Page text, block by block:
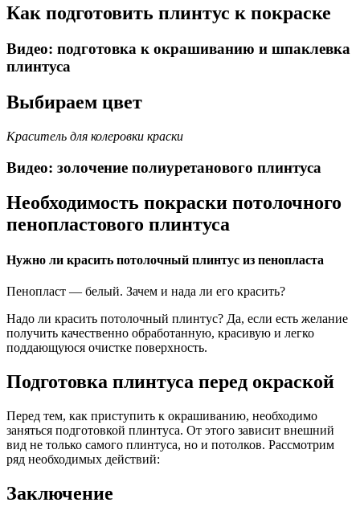
Как подготовить плинтус к покраске
Видео: подготовка к окрашиванию и шпаклевка
плинтуса
Выбираем цвет
Краситель для колеровки краски
Видео: золочение полиуретанового плинтуса
Необходимость покраски потолочного
пенопластового плинтуса
Нужно ли красить потолочный плинтус из пенопласта
Пенопласт — белый. Зачем и нада ли его красить?
Надо ли красить потолочный плинтус? Да, если есть желание
получить качественно обработанную, красивую и легко
поддающуюся очистке поверхность.
Подготовка плинтуса перед окраской
Перед тем, как приступить к окрашиванию, необходимо
заняться подготовкой плинтуса. От этого зависит внешний
вид не только самого плинтуса, но и потолков. Рассмотрим
ряд необходимых действий:
Заключение